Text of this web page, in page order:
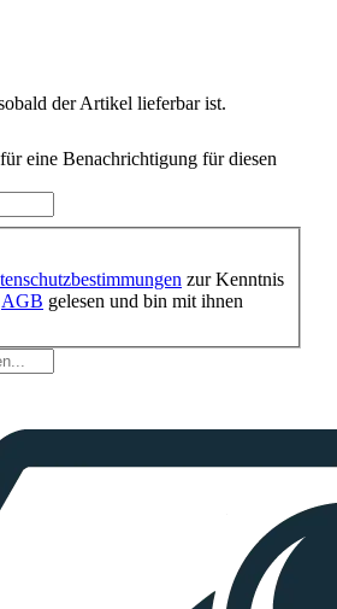
der Artikel lieferbar ist.
eine Benachrichtigung für diesen
zur Kenntnis
AGB gelesen und bin mit ihnen